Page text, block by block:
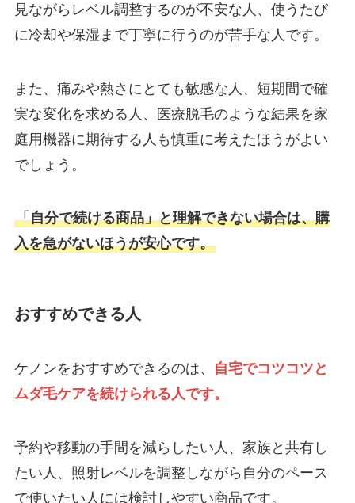
見ながらレベル調整するのが不安な人、使うたび
に冷却や保湿まで丁寧に行うのが苦手な人です。
また、痛みや熱さにとても敏感な人、短期間で確
実な変化を求める人、医療脱毛のような結果を家
庭用機器に期待する人も慎重に考えたほうがよい
でしょう。
「自分で続ける商品」と理解できない場合は、購
入を急がないほうが安心です。
おすすめできる人
ケノンをおすすめできるのは、
自宅でコツコツと
ムダ毛ケアを続けられる人です。
予約や移動の手間を減らしたい人、家族と共有し
たい人、照射レベルを調整しながら自分のペース
で使いたい人には検討しやすい商品です。